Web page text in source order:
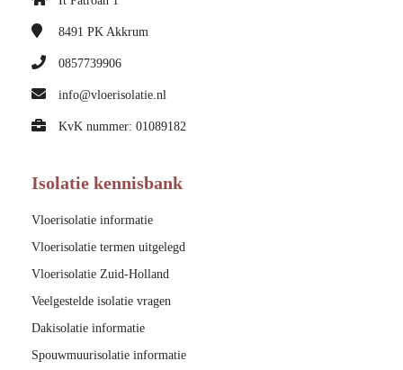
8491 PK Akkrum
0857739906
info@vloerisolatie.nl
KvK nummer: 01089182
Isolatie kennisbank
Vloerisolatie informatie
Vloerisolatie termen uitgelegd
Vloerisolatie Zuid-Holland
Veelgestelde isolatie vragen
Dakisolatie informatie
Spouwmuurisolatie informatie